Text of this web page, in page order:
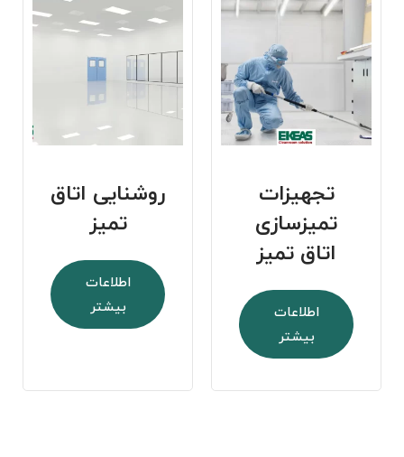
تجهیزات
تمیزسازی
اتاق تمیز
اطلاعات
بیشتر
روشنایی اتاق
تمیز
اطلاعات
بیشتر